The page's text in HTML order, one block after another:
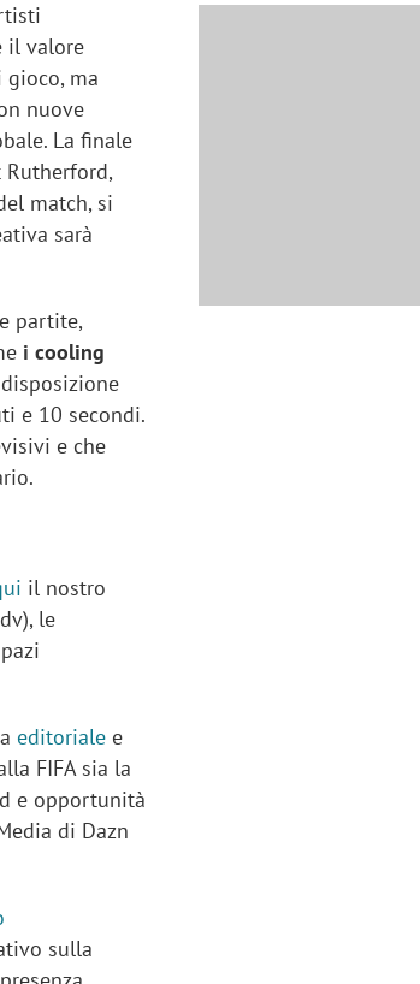
il valore
ma
nuove
La finale
match, si
sarà
partite,
i cooling
e 10 secondi.
e che
il nostro
le
editoriale e
FIFA sia la
e opportunità
di Dazn
sulla